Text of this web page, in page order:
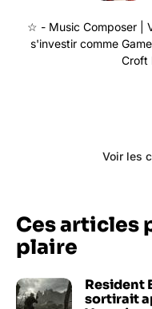
☆ - Music Composer |
s'investir comme
Croft
Voir les
Ces articles
plaire
Resident
sortirait